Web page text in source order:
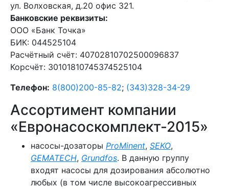
ул. Волховская, д.20 офис 321.
Банковские реквизиты:
ООО «Банк Точка»
БИК: 044525104
Расчётный счёт: 40702810702500096837
Корсчёт: 30101810745374525104
Телефон: 8(800)200-85-82; (343)328-34-29
Ассортимент компании
«Евронасоскомплект-2015»
насосы-дозаторы ProMinent, SEKO,
GEMATECH, Grundfos. В данную группу
входят насосы для дозирования абсолютно
любых (в том числе высокоагрессивных